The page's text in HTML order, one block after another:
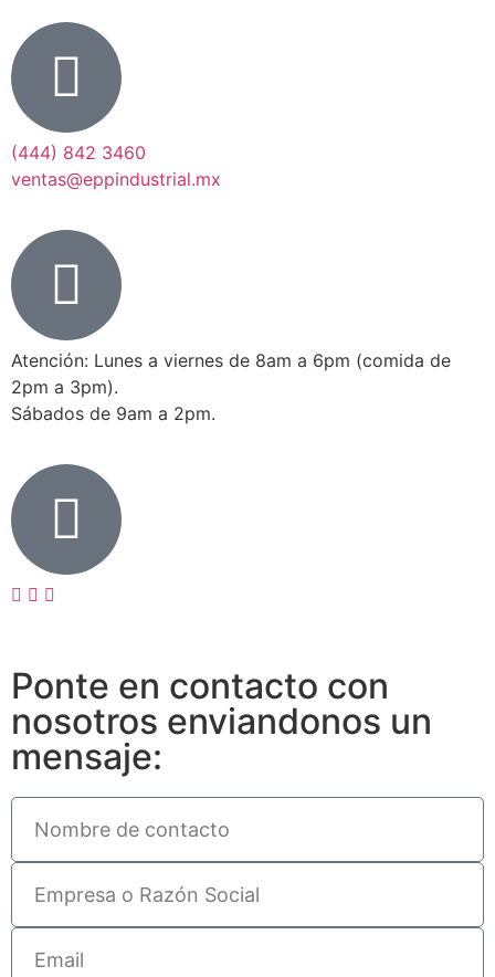
(444) 842 3460
ventas@eppindustrial.mx
Atención: Lunes a viernes de 8am a 6pm (comida de
2pm a 3pm).
Sábados de 9am a 2pm.
Ponte en contacto con
nosotros enviandonos un
mensaje: